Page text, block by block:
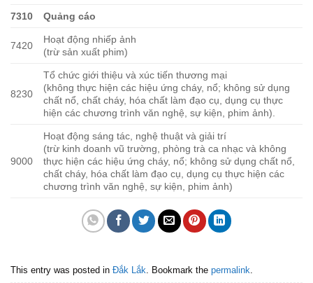
7310 Quảng cáo
7420
Hoạt động nhiếp ảnh
(trừ sản xuất phim)
8230
Tổ chức giới thiệu và xúc tiến thương mại
(không thực hiện các hiệu ứng cháy, nổ; không sử dụng
chất nổ, chất cháy, hóa chất làm đạo cụ, dụng cụ thực
hiện các chương trình văn nghệ, sự kiện, phim ảnh).
9000
Hoạt động sáng tác, nghệ thuật và giải trí
(trừ kinh doanh vũ trường, phòng trà ca nhạc và không
thực hiện các hiệu ứng cháy, nổ; không sử dụng chất nổ,
chất cháy, hóa chất làm đạo cụ, dụng cụ thực hiện các
chương trình văn nghệ, sự kiện, phim ảnh)
This entry was posted in Đắk Lắk . Bookmark the permalink